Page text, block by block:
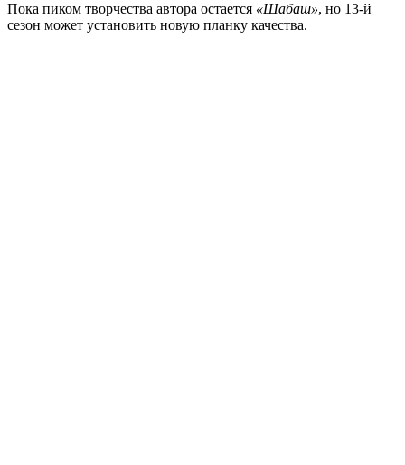
Пока пиком творчества автора остается «Шабаш», но 13-й
сезон может установить новую планку качества.